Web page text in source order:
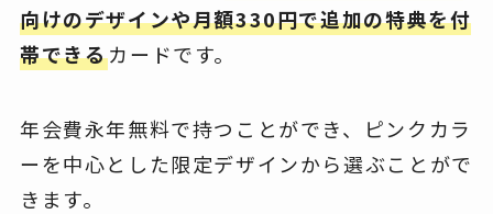
向けのデザインや月額330円で追加の特典を付
帯できるカードです。
年会費永年無料で持つことができ、ピンクカラ
ーを中心とした限定デザインから選ぶことがで
きます。